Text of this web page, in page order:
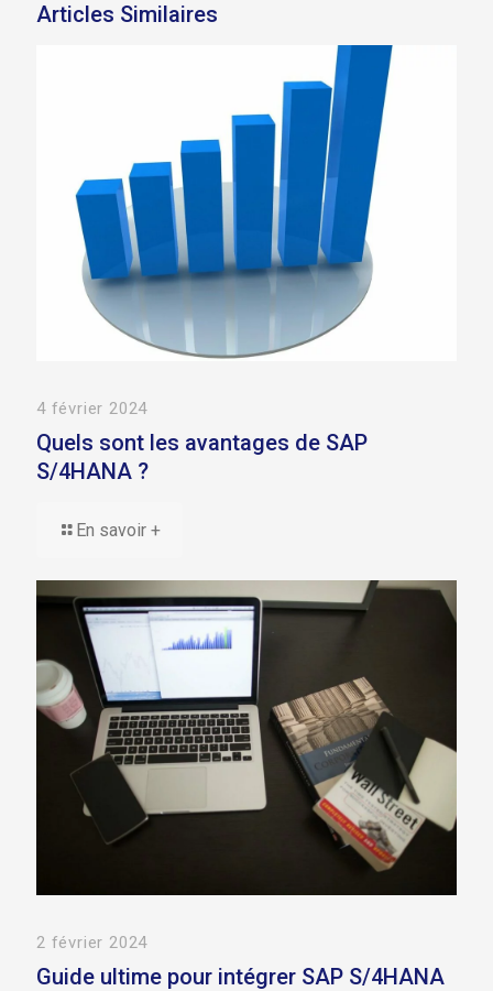
Articles Similaires
4 février 2024
Quels sont les avantages de SAP
S/4HANA ?
En savoir +
2 février 2024
Guide ultime pour intégrer SAP S/4HANA